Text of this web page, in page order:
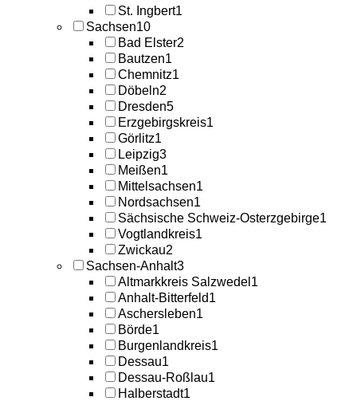
St. Ingbert1
Sachsen10
Bad Elster2
Bautzen1
Chemnitz1
Döbeln2
Dresden5
Erzgebirgskreis1
Görlitz1
Leipzig3
Meißen1
Mittelsachsen1
Nordsachsen1
Sächsische Schweiz-Osterzgebirge1
Vogtlandkreis1
Zwickau2
Sachsen-Anhalt3
Altmarkkreis Salzwedel 1
Anhalt-Bitterfeld1
Aschersleben1
Börde1
Burgenlandkreis1
Dessau1
Dessau-Roßlau1
Halberstadt1